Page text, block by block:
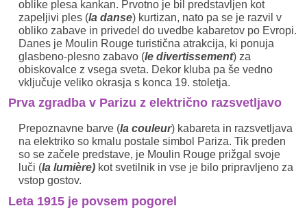
oblike plesa kankan. Prvotno je bil predstavljen kot
zapeljivi ples (la danse) kurtizan, nato pa se je razvil v
obliko zabave in privedel do uvedbe kabaretov po Evropi.
Danes je Moulin Rouge turistična atrakcija, ki ponuja
glasbeno-plesno zabavo (le divertissement) za
obiskovalce z vsega sveta. Dekor kluba pa še vedno
vključuje veliko okrasja s konca 19. stoletja.
Prva zgradba v Parizu z električno razsvetljavo
Prepoznavne barve (la couleur) kabareta in razsvetljava
na elektriko so kmalu postale simbol Pariza. Tik preden
so se začele predstave, je Moulin Rouge prižgal svoje
luči (la lumière) kot svetilnik in vse je bilo pripravljeno za
vstop gostov.
Leta 1915 je povsem pogorel